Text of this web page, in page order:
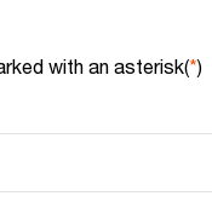
with an asterisk(*)